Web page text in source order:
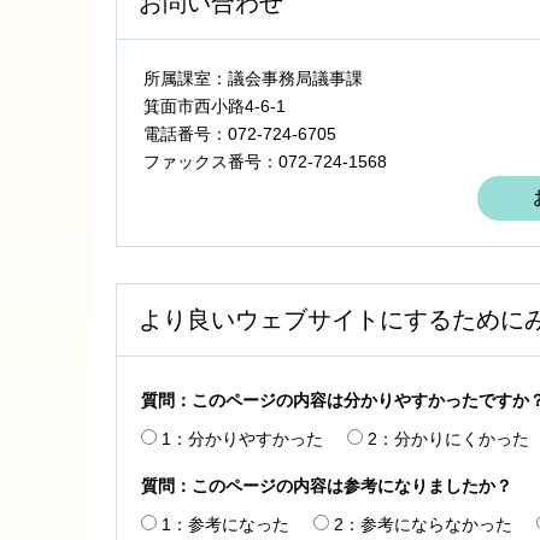
所属課室：議会事務局議事課
箕面市西小路4‐6‐1
電話番号：072-724-6705
ファックス番号：072-724-1568
より良いウェブサイトにするために
質問：このページの内容は分かりやすかったですか
1：分かりやすかった
2：分かりにくかった
質問：このページの内容は参考になりましたか？
1：参考になった
2：参考にならなかった